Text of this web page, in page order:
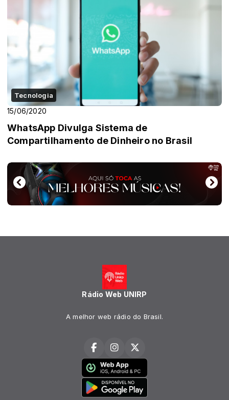
Tecnologia
15/06/2020
WhatsApp Divulga Sistema de
Compartilhamento de Dinheiro no Brasil
Rádio Web UNIRP
A melhor web rádio do Brasil.